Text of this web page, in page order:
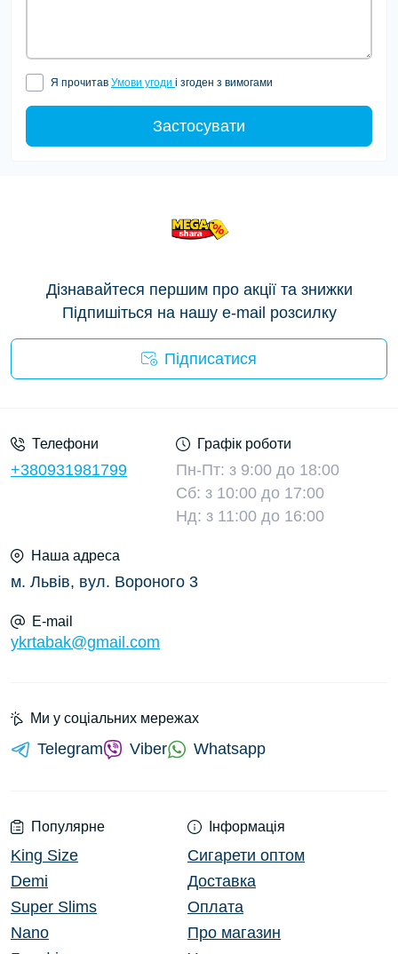
Я прочитав Умови угоди і згоден з вимогами
Застосувати
Дізнавайтеся першим про акції та знижки
Підпишіться на нашу e-mail розсилку
Підписатися
Умови угоди
Телефони
+380931981799
Графік роботи
Пн-Пт: з 9:00 до 18:00
Сб: з 10:00 до 17:00
Нд: з 11:00 до 16:00
Наша адреса
м. Львів, вул. Вороного 3
E-mail
ykrtabak@gmail.com
Популярне
King Size
Demi
Super Slims
Nano
Інформація
Сигарети оптом
Доставка
Оплата
Про магазин
Ми у соціальних мережах
Telegram Viber Whatsapp